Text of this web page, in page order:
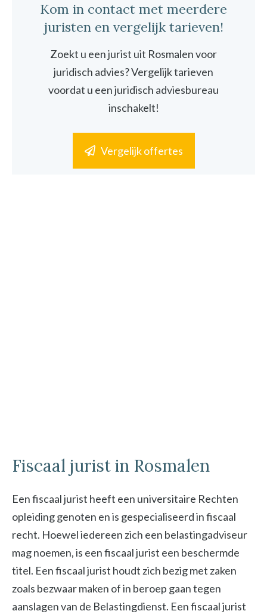
Kom in contact met meerdere
juristen en vergelijk tarieven!
Zoekt u een jurist uit Rosmalen voor
juridisch advies? Vergelijk tarieven
voordat u een juridisch adviesbureau
inschakelt!
Vergelijk offertes
Fiscaal jurist in Rosmalen
Een fiscaal jurist heeft een universitaire Rechten
opleiding genoten en is gespecialiseerd in fiscaal
recht. Hoewel iedereen zich een belastingadviseur
mag noemen, is een fiscaal jurist een beschermde
titel. Een fiscaal jurist houdt zich bezig met zaken
zoals bezwaar maken of in beroep gaan tegen
aanslagen van de Belastingdienst. Een fiscaal jurist